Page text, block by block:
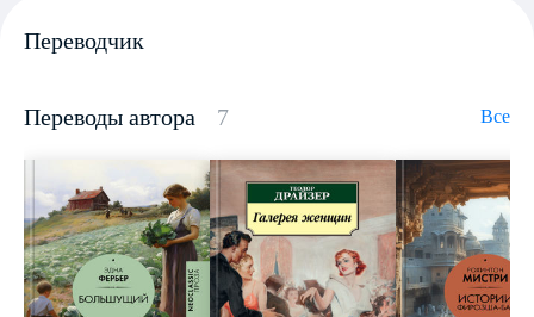
Переводчик
Переводы автора 7 Все